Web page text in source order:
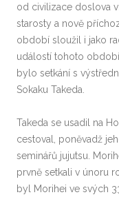
od civilizace doslova
starosty a nově
období sloužil i jako
událostí tohoto
bylo setkání s
Sokaku Takeda.
Takeda se usadil na
cestoval, poněvadž
seminářů jujutsu.
prvně setkali v únoru
byl Morihei ve svých